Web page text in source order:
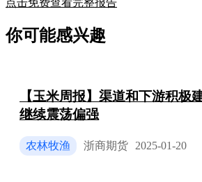
点击免费查看完整报告
你可能感兴趣
【玉米周报】渠道和下游积极
继续震荡偏强
农林牧渔 浙商期货 2025-01-20